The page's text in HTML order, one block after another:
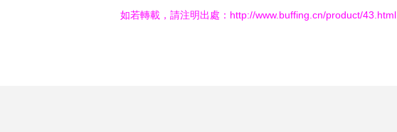
如若轉載，請注明出處：http://www.buffing.cn/product/43.html